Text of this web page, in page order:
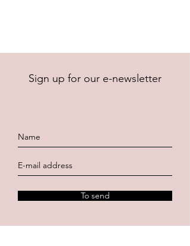
Sign up for our e-newsletter
To send